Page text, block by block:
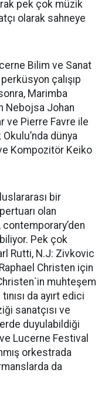
pek çok müzik
olarak sahneye
Bilim ve Sanat
çalışıp
Marimba
Nebojsa Johan
ve Pierre Favre ile
dünya
Kompozitör Keiko
bir
olan
Pek çok
Rutti, N.J: Zivkovic
Christen için
muhteşem
da ayırt edici
sanatçısı ve
duyulabildiği
Lucerne Festival
orkestrada
da